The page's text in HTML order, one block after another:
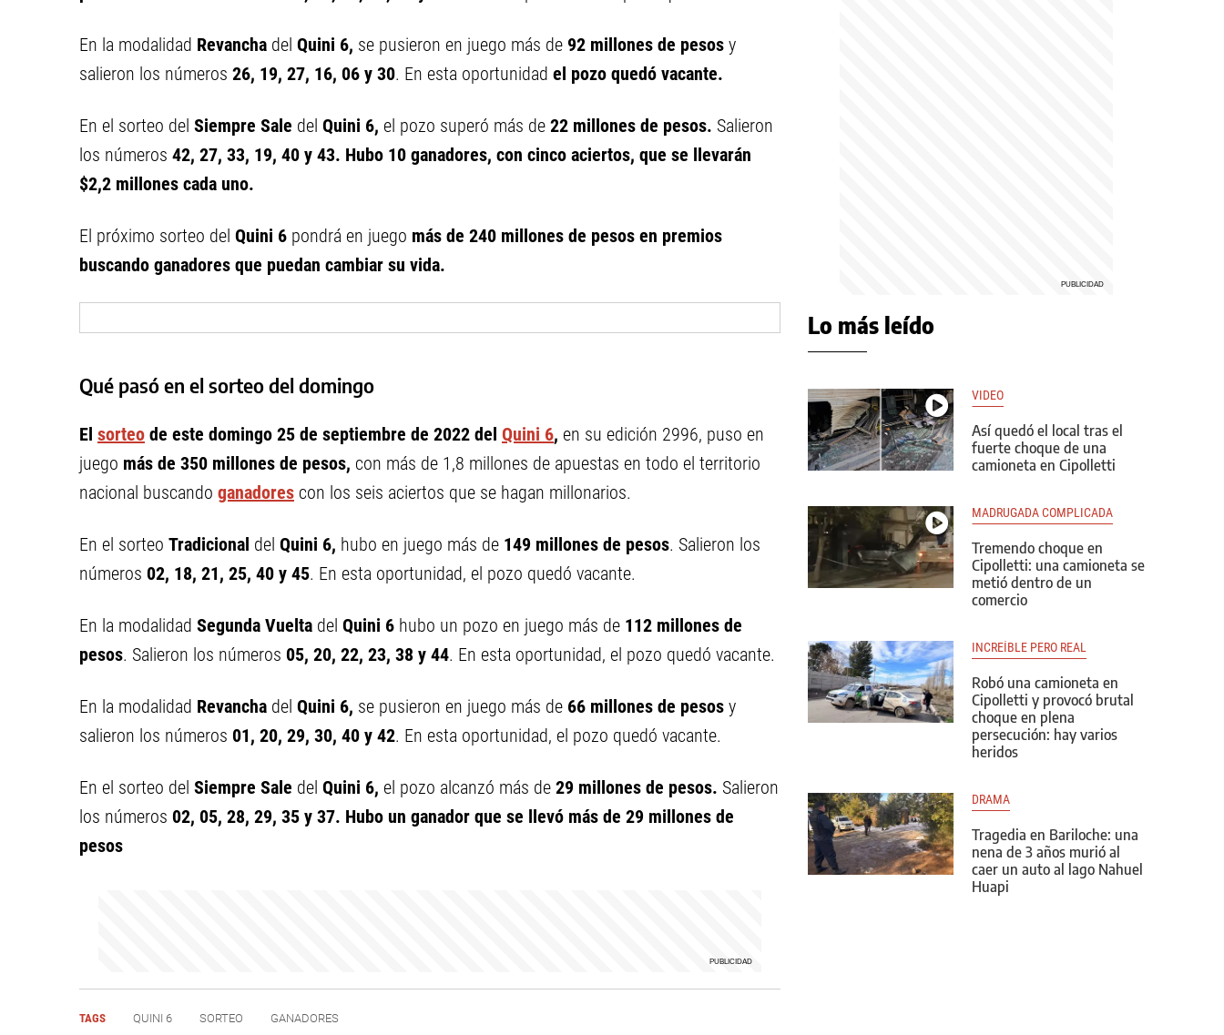
En la modalidad Revancha del Quini 6, se pusieron en juego más de 92 millones de pesos y
salieron los números 26, 19, 27, 16, 06 y 30. En esta oportunidad el pozo quedó vacante.
En el sorteo del Siempre Sale del Quini 6, el pozo superó más de 22 millones de pesos. Salieron
los números 42, 27, 33, 19, 40 y 43. Hubo 10 ganadores, con cinco aciertos, que se llevarán
$2,2 millones cada uno.
El próximo sorteo del Quini 6 pondrá en juego más de 240 millones de pesos en premios
buscando ganadores que puedan cambiar su vida.
Qué pasó en el sorteo del domingo
El sorteo de este domingo 25 de septiembre de 2022 del Quini 6, en su edición 2996, puso en
juego más de 350 millones de pesos, con más de 1,8 millones de apuestas en todo el territorio
nacional buscando ganadores con los seis aciertos que se hagan millonarios.
En el sorteo Tradicional del Quini 6, hubo en juego más de 149 millones de pesos. Salieron los
números 02, 18, 21, 25, 40 y 45. En esta oportunidad, el pozo quedó vacante.
En la modalidad Segunda Vuelta del Quini 6 hubo un pozo en juego más de 112 millones de
pesos. Salieron los números 05, 20, 22, 23, 38 y 44. En esta oportunidad, el pozo quedó vacante.
En la modalidad Revancha del Quini 6, se pusieron en juego más de 66 millones de pesos y
salieron los números 01, 20, 29, 30, 40 y 42. En esta oportunidad, el pozo quedó vacante.
En el sorteo del Siempre Sale del Quini 6, el pozo alcanzó más de 29 millones de pesos. Salieron
los números 02, 05, 28, 29, 35 y 37. Hubo un ganador que se llevó más de 29 millones de
pesos
TAGS QUINI 6 SORTEO GANADORES
Lo más leído
VIDEO
Así quedó el local tras el
fuerte choque de una
camioneta en Cipolletti
MADRUGADA COMPLICADA
Tremendo choque en
Cipolletti: una camioneta se
metió dentro de un
comercio
INCREÍBLE PERO REAL
Robó una camioneta en
Cipolletti y provocó brutal
choque en plena
persecución: hay varios
heridos
DRAMA
Tragedia en Bariloche: una
nena de 3 años murió al
caer un auto al lago Nahuel
Huapi